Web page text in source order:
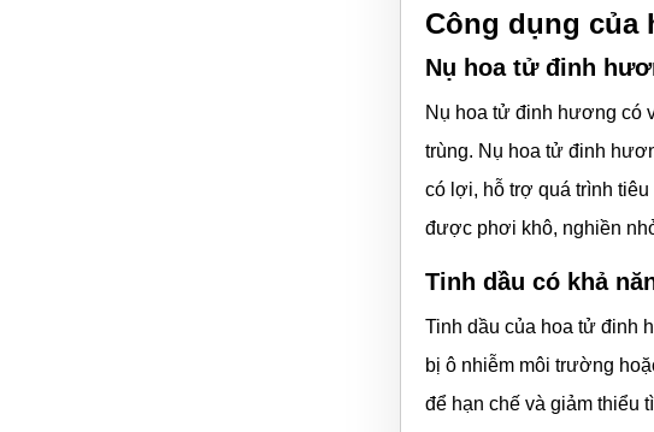
Công dụng
Nụ hoa tử đinh
Nụ hoa tử đinh hương có
trùng. Nụ hoa tử đinh
có lợi, hỗ trợ quá trình
được phơi khô, nghiền
Tinh dầu có khả
Tinh dầu của hoa tử đinh
bị ô nhiễm môi trường
để hạn chế và giảm thiểu